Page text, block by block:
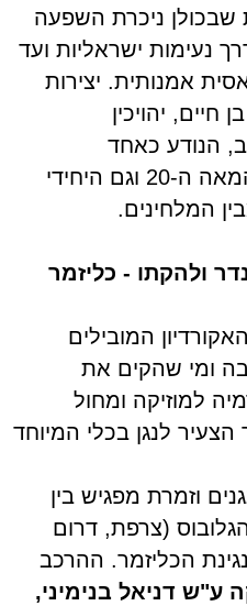
שבכולן ניכרת השפעה
נעימות ישראליות ועד
אמנותית. יצירות
יהויכין
הנודע כאחד
המלחינים החשובים של המאה ה-20 וגם היחידי
המלחינים.
ולהקתו - כליזמר
המובילים
ומי שהקים את
למוזיקה ומחול
לנגן בכלי המיוחד
הכליזמר שלו בן 6 נגנים וזמרת מפגיש בין
הגלובוס (צרפת, דרום
הכליזמר. ההרכב
ע"ש דניאל בנימיני,